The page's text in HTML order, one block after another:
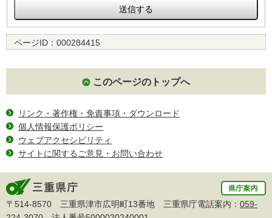
ページID： 000284415
このページのトップへ
リンク・著作権・免責事項・ダウンロード
個人情報保護ポリシー
ウェブアクセシビリティ
サイトに関するご意見・お問い合わせ
〒514-8570 三重県津市広明町13番地 三重県庁電話案内： 059-